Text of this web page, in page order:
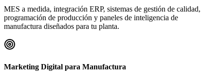
MES a medida, integración ERP, sistemas de gestión de calidad,
programación de producción y paneles de inteligencia de
manufactura diseñados para tu planta.
Marketing Digital para Manufactura